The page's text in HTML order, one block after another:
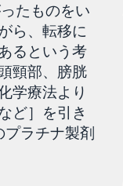
たものをい
ら、転移に
るという考
頸部、膀胱
学療法より
ど］を引き
ラチナ製剤